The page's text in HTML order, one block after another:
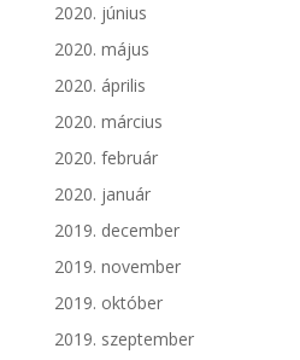
2020. június
2020. május
2020. április
2020. március
2020. február
2020. január
2019. december
2019. november
2019. október
2019. szeptember